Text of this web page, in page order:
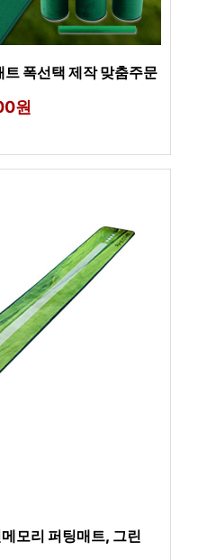
폭선택 제작 맞춤주문
원
모리 퍼팅매트, 그린